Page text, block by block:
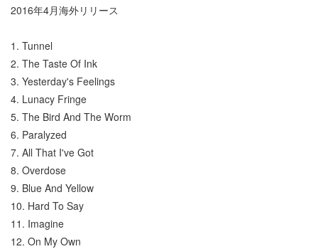
2016年4月海外リリース
1. Tunnel
2. The Taste Of Ink
3. Yesterday's Feelings
4. Lunacy Fringe
5. The Bird And The Worm
6. Paralyzed
7. All That I've Got
8. Overdose
9. Blue And Yellow
10. Hard To Say
11. Imagine
12. On My Own